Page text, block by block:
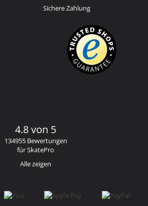
Sichere Zahlung
4.8 von 5
134955 Bewertungen
für SkatePro
Alle zeigen